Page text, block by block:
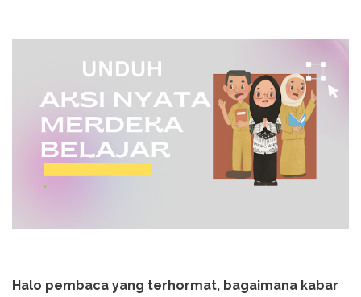
Halo pembaca yang terhormat, bagaimana kabar